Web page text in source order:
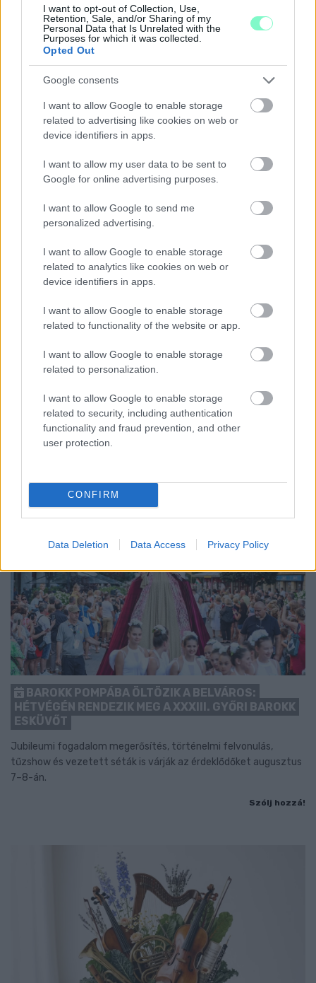
I want to opt-out of Collection, Use,
Retention, Sale, and/or Sharing of my
Personal Data that Is Unrelated with the
Purposes for which it was collected.
Opted Out
Google consents
I want to allow Google to enable storage
related to advertising like cookies on web or
device identifiers in apps.
I want to allow my user data to be sent to
Google for online advertising purposes.
I want to allow Google to send me
personalized advertising.
I want to allow Google to enable storage
related to analytics like cookies on web or
device identifiers in apps.
I want to allow Google to enable storage
related to functionality of the website or app.
I want to allow Google to enable storage
related to personalization.
I want to allow Google to enable storage
related to security, including authentication
functionality and fraud prevention, and other
user protection.
CONFIRM
Data Deletion Data Access Privacy Policy
Középpontban a hagyományőrzés, de lesz Pogány Induló és
Majka koncert, jóga szeánsz, “borhajózás” és egy csomó minden
Szólj hozzá!
ENERGIATAKARÉKOSSÁG: KORÁBBAN KEZDŐDIK
MÉRKŐZÉSE
előrébb hozták a Brest Bretagne Handball elleni találkozó
kezdését.
BAROKK POMPÁBA ÖLTÖZIK A BELVÁROS:
HÉTVÉGÉN RENDEZIK MEG A XXXIII. GYŐRI BAROKK
ESKÜVŐT
Jubileumi fogadalom megerősítés, történelmi felvonulás,
tűzshow és vezetett séták is várják az érdeklődőket augusztus
7–8-án.
Szólj hozzá!